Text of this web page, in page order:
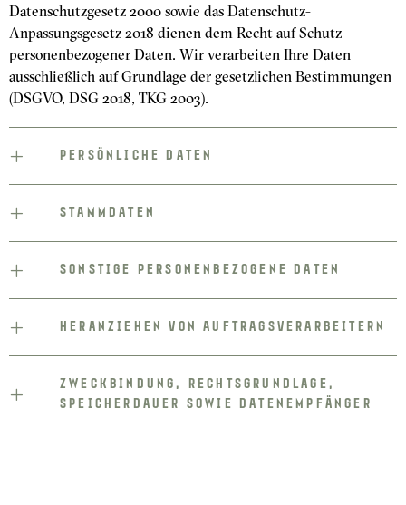
Datenschutzgesetz 2000 sowie das Datenschutz-
Anpassungsgesetz 2018 dienen dem Recht auf Schutz
personenbezogener Daten. Wir verarbeiten Ihre Daten
ausschließlich auf Grundlage der gesetzlichen Bestimmungen
(DSGVO, DSG 2018, TKG 2003).
PERSÖNLICHE DATEN
STAMMDATEN
SONSTIGE PERSONENBEZOGENE DATEN
HERANZIEHEN VON AUFTRAGSVERARBEITERN
ZWECKBINDUNG, RECHTSGRUNDLAGE,
SPEICHERDAUER SOWIE DATENEMPFÄNGER